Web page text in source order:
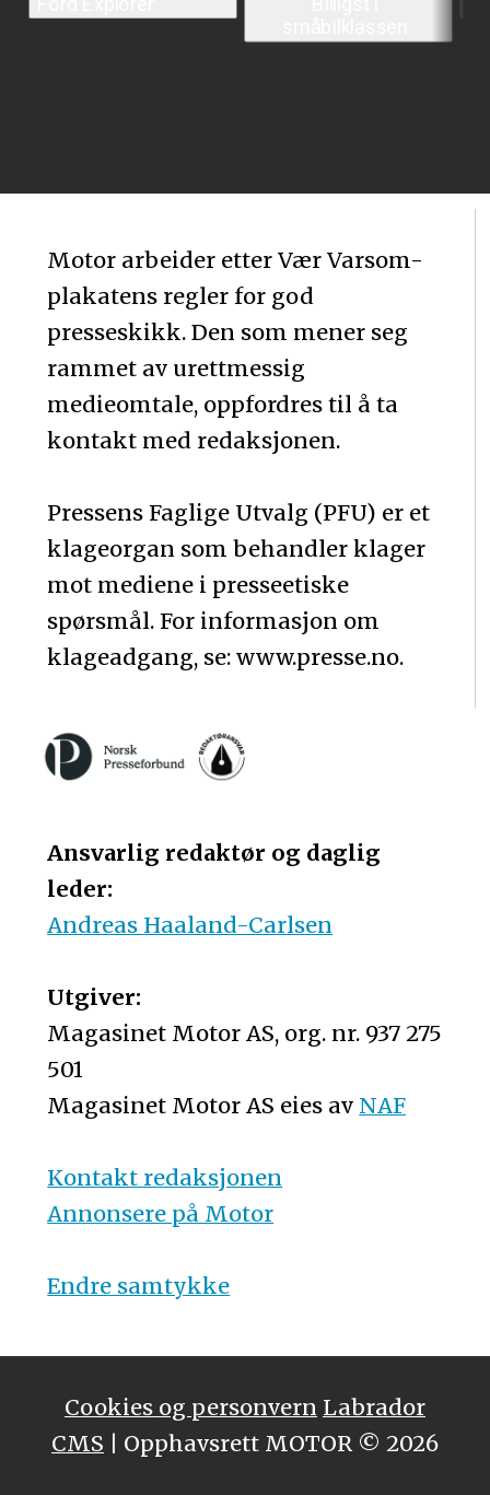
Motor arbeider etter Vær Varsom-
plakatens regler for god
presseskikk. Den som mener seg
rammet av urettmessig
medieomtale, oppfordres til å ta
kontakt med redaksjonen.
Pressens Faglige Utvalg (PFU) er et
klageorgan som behandler klager
mot mediene i presseetiske
spørsmål. For informasjon om
klageadgang, se: www.presse.no.
Ansvarlig redaktør og daglig
leder:
Andreas Haaland-Carlsen
Utgiver:
Magasinet Motor AS, org. nr. 937 275
501
Magasinet Motor AS eies av NAF
Kontakt redaksjonen
Annonsere på Motor
Endre samtykke
Cookies og personvern Labrador
CMS | Opphavsrett MOTOR © 2026